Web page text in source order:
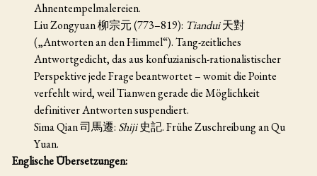
Ahnentempelmalereien.
Liu Zongyuan 柳宗元 (773–819): Tiandui天對
(„Antworten an den Himmel“). Tang-zeitliches
Antwortgedicht, das aus konfuzianisch-rationalistischer
Perspektive jede Frage beantwortet – womit die Pointe
verfehlt wird, weil Tianwen gerade die Möglichkeit
definitiver Antworten suspendiert.
Sima Qian 司馬遷: Shiji史記. Frühe Zuschreibung an Qu
Yuan.
Englische Übersetzungen: